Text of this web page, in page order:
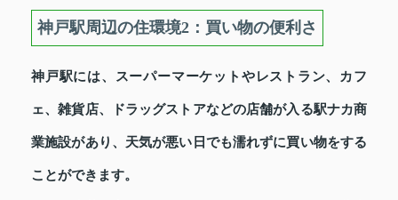
神戸駅周辺の住環境2：買い物の便利さ
神戸駅には、スーパーマーケットやレストラン、カフ
ェ、雑貨店、ドラッグストアなどの店舗が入る駅ナカ商
業施設があり、天気が悪い日でも濡れずに買い物をする
ことができます。